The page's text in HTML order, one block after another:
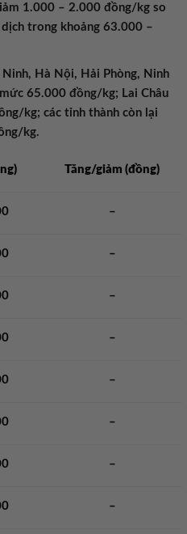
1.000 – 2.000 đồng/kg so
trong khoảng 63.000 –
Hà Nội, Hải Phòng, Ninh
65.000 đồng/kg; Lai Châu
kg; các tỉnh thành còn lại
kg.
Tăng/giảm (đồng)
–
–
–
–
–
–
–
–